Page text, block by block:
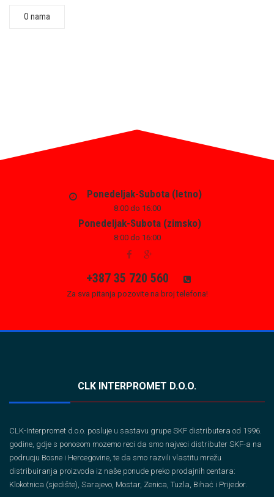
O nama
Ponedeljak-Subota (letno)
8:00 do 16:00
Ponedeljak-Subota (zimsko)
8:00 do 16:00
+387 35 720 560
Za sva pitanja pozovite na broj telefona!
CLK INTERPROMET D.O.O.
CLK-Interpromet d.o.o. posluje u sastavu grupe SKF distributera od 1996.
godine, gdje s ponosom mozemo reci da smo najveci distributer SKF-a na
podrucju Bosne i Hercegovine, te da smo razvili vlastitu mrežu
distribuiranja proizvoda iz naše ponude preko prodajnih centara:
Klokotnica (sjedište), Sarajevo, Mostar, Zenica, Tuzla, Bihaċ i Prijedor.